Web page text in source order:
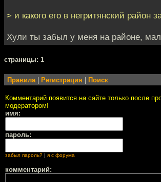
> и какого его в негритянский район
Хули ты забыл у меня на районе,
cтраницы: 1
Правила| Регистрация Поиск
Комментарий появится на сайте только после
модератором!
имя:
пароль:
забыл пароль? | я с форума
комментарий: